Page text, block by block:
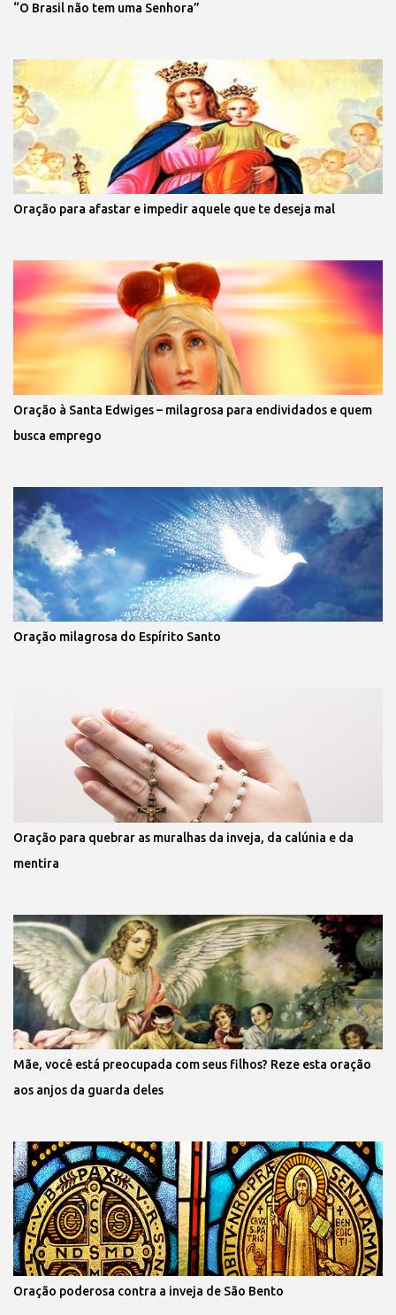
“O Brasil não tem uma Senhora”
Oração para afastar e impedir aquele que te deseja mal
Oração à Santa Edwiges – milagrosa para endividados e quem
busca emprego
Oração milagrosa do Espírito Santo
Oração para quebrar as muralhas da inveja, da calúnia e da
mentira
Mãe, você está preocupada com seus filhos? Reze esta oração
aos anjos da guarda deles
Oração poderosa contra a inveja de São Bento